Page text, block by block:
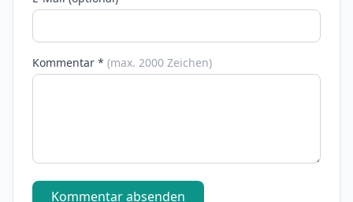
Kommentar * (max. 2000 Zeichen)
Kommentar absenden